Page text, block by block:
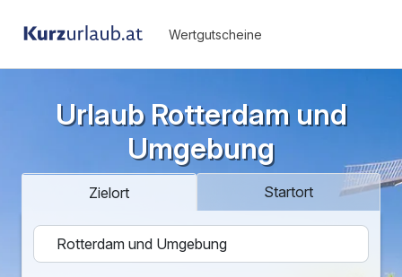
Wertgutscheine
Urlaub Rotterdam und
Umgebung
Zielort Startort